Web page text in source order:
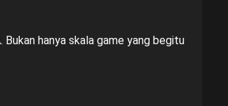
hanya skala game yang begitu